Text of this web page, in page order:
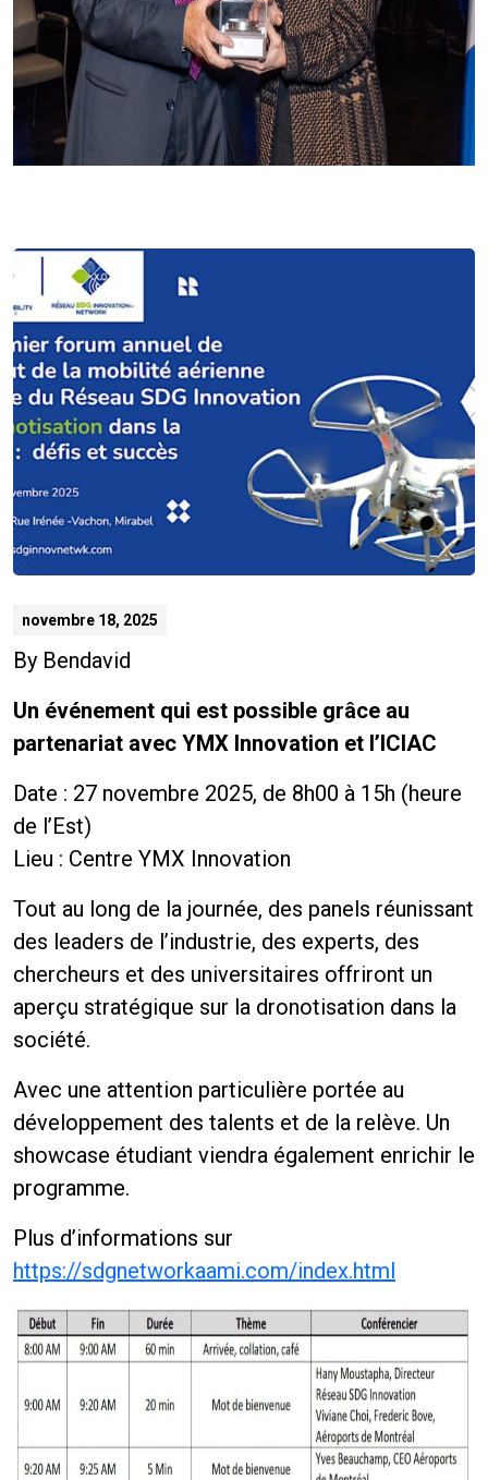
novembre 18, 2025
By Bendavid
Un événement qui est possible grâce au
partenariat avec YMX Innovation et l’ICIAC
Date : 27 novembre 2025, de 8h00 à 15h (heure
de l’Est)
Lieu : Centre YMX Innovation
Tout au long de la journée, des panels réunissant
des leaders de l’industrie, des experts, des
chercheurs et des universitaires offriront un
aperçu stratégique sur la dronotisation dans la
société.
Avec une attention particulière portée au
développement des talents et de la relève. Un
showcase étudiant viendra également enrichir le
programme.
Plus d’informations sur
https://sdgnetworkaami.com/index.html